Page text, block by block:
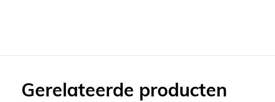
Gerelateerde producten